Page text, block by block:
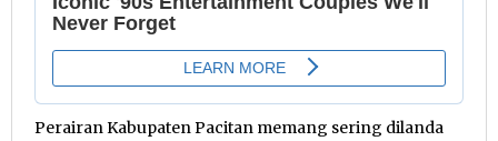
Perairan Kabupaten Pacitan memang sering dilanda